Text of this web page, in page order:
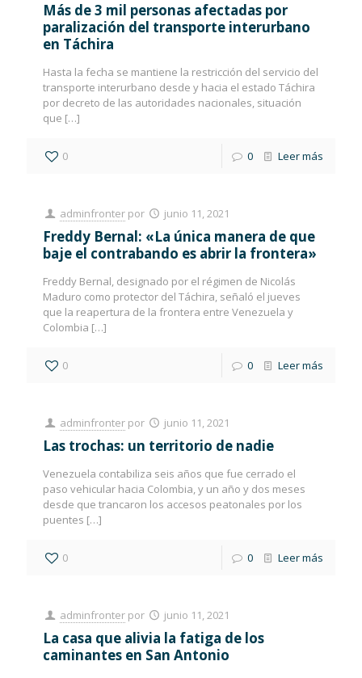
Más de 3 mil personas afectadas por
paralización del transporte interurbano
en Táchira
Hasta la fecha se mantiene la restricción del servicio del
transporte interurbano desde y hacia el estado Táchira
por decreto de las autoridades nacionales, situación
que […]
0 0 Leer más
adminfronter por junio 11, 2021
Freddy Bernal: «La única manera de que
baje el contrabando es abrir la frontera»
Freddy Bernal, designado por el régimen de Nicolás
Maduro como protector del Táchira, señaló el jueves
que la reapertura de la frontera entre Venezuela y
Colombia […]
0 0 Leer más
adminfronter por junio 11, 2021
Las trochas: un territorio de nadie
Venezuela contabiliza seis años que fue cerrado el
paso vehicular hacia Colombia, y un año y dos meses
desde que trancaron los accesos peatonales por los
puentes […]
0 0 Leer más
adminfronter por junio 11, 2021
La casa que alivia la fatiga de los
caminantes en San Antonio